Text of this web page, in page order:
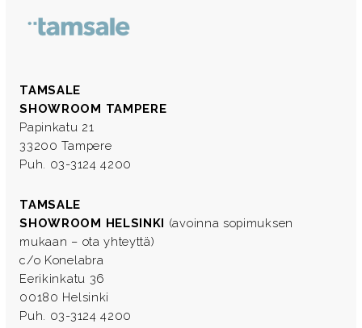
TAMSALE
SHOWROOM TAMPERE
Papinkatu 21
33200 Tampere
Puh. 03-3124 4200
TAMSALE
SHOWROOM HELSINKI
(avoinna sopimuksen
mukaan – ota yhteyttä)
c/o Konelabra
Eerikinkatu 36
00180 Helsinki
Puh. 03-3124 4200